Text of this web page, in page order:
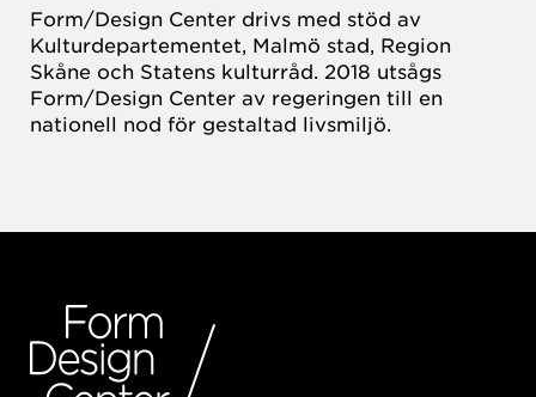
Form/Design Center drivs med stöd av
Kulturdepartementet, Malmö stad, Region
Skåne och Statens kulturråd. 2018 utsågs
Form/Design Center av regeringen till en
nationell nod för gestaltad livsmiljö.